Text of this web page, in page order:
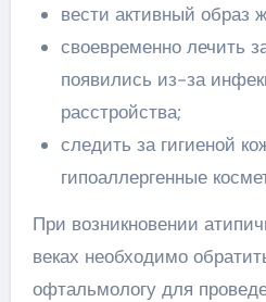
вести активный образ
своевременно лечить
появились из-за
расстройства;
следить за гигиеной
гипоаллергенные
При возникновении
веках необходимо
офтальмологу для